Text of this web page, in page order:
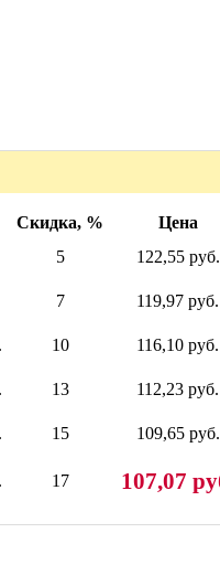
Скидка, %
Цена
5 122,55 руб.
7 119,97 руб.
10 116,10 руб.
13 112,23 руб.
15 109,65 руб.
17 107,07